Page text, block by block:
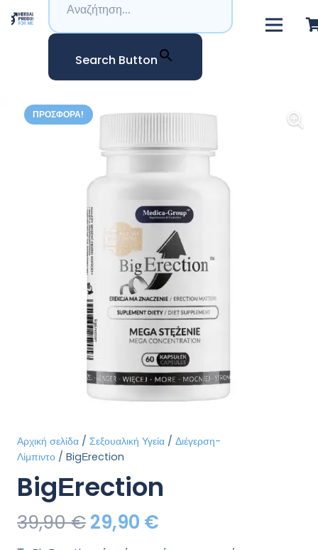
Search Button
ΠΡΟΣΦΟΡΆ!
Αρχική σελίδα / Σεξουαλική Υγεία / Διέγερση-
Λίμπιντο / BigΕrection
BigΕrection
39,90€Original
price
29,90 €
τρέχουσα